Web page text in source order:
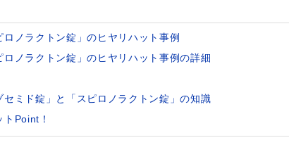
ロノラクトン錠」のヒヤリハット事例
ロノラクトン錠」のヒヤリハット事例の詳細
セミド錠」と「スピロノラクトン錠」の知識
Point！